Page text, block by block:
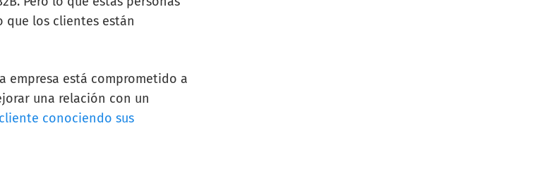
que los clientes están
empresa está comprometido a
una relación con un
conociendo sus